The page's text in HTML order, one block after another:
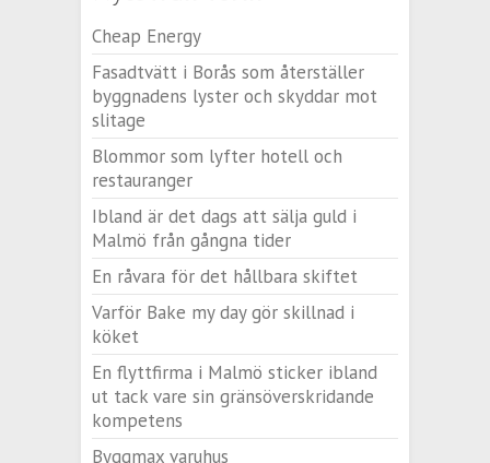
Cheap Energy
Fasadtvätt i Borås som återställer
byggnadens lyster och skyddar mot
slitage
Blommor som lyfter hotell och
restauranger
Ibland är det dags att sälja guld i
Malmö från gångna tider
En råvara för det hållbara skiftet
Varför Bake my day gör skillnad i
köket
En flyttfirma i Malmö sticker ibland
ut tack vare sin gränsöverskridande
kompetens
Byggmax varuhus